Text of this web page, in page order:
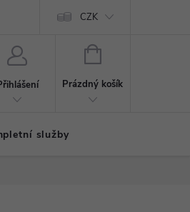
CZK
NÁKUPNÍ
Prázdný košík
služby